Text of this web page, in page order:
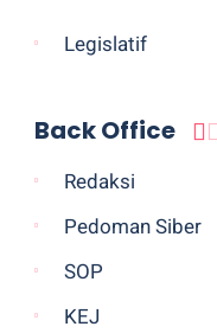
Legislatif
Back Office
Redaksi
Pedoman Siber
SOP
KEJ